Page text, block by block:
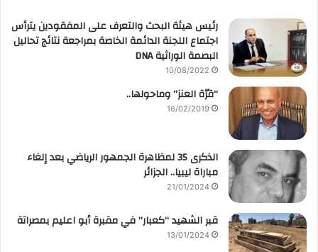
رئيس هيئة البحث والتعرف على المفقودين يترأس
اجتماع اللجنة الدائمة الخاصة بمراجعة نتائج تحاليل
البصمة الوراثية DNA
10/08/2022
“قرّة العنز” وماحولها..
16/02/2019
الذكرى 35 لمظاهرة الجمهور الرياضي بعد إلغاء
مباراة ليبيا.. الجزائر
21/01/2024
قبر الشهيد “كعبار” في مقبرة أبو اعليم بمصراتة
13/01/2024